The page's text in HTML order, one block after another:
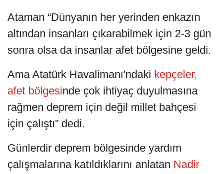
Ataman “Dünyanın her yerinden enkazın
altından insanları çıkarabilmek için 2-3 gün
sonra olsa da insanlar afet bölgesine geldi.
Ama Atatürk Havalimanı'ndaki kepçeler,
afet bölgesinde çok ihtiyaç duyulmasına
rağmen deprem için değil millet bahçesi
için çalıştı” dedi.
Günlerdir deprem bölgesinde yardım
çalışmalarına katıldıklarını anlatan Nadir